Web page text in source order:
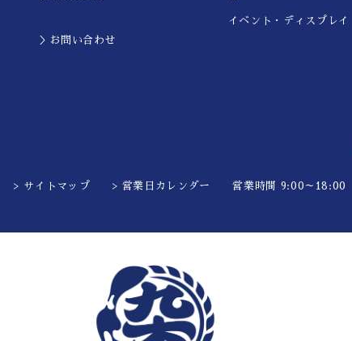
＞お問い合わせ
イベント・ディスプレイ
> サイトマップ > 営業日カレンダー 営業時間 9:00～